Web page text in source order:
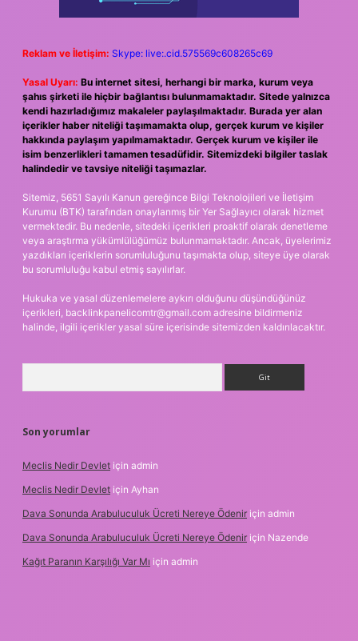
Reklam ve İletişim: Skype: live:.cid.575569c608265c69
Yasal Uyarı: Bu internet sitesi, herhangi bir marka, kurum veya
şahıs şirketi ile hiçbir bağlantısı bulunmamaktadır. Sitede yalnızca
kendi hazırladığımız makaleler paylaşılmaktadır. Burada yer alan
içerikler haber niteliği taşımamakta olup, gerçek kurum ve kişiler
hakkında paylaşım yapılmamaktadır. Gerçek kurum ve kişiler ile
isim benzerlikleri tamamen tesadüfidir. Sitemizdeki bilgiler taslak
halindedir ve tavsiye niteliği taşımazlar.
Sitemiz, 5651 Sayılı Kanun gereğince Bilgi Teknolojileri ve İletişim
Kurumu (BTK) tarafından onaylanmış bir Yer Sağlayıcı olarak hizmet
vermektedir. Bu nedenle, sitedeki içerikleri proaktif olarak denetleme
veya araştırma yükümlülüğümüz bulunmamaktadır. Ancak, üyelerimiz
yazdıkları içeriklerin sorumluluğunu taşımakta olup, siteye üye olarak
bu sorumluluğu kabul etmiş sayılırlar.
Hukuka ve yasal düzenlemelere aykırı olduğunu düşündüğünüz
içerikleri, backlinkpanelicomtr@gmail.com adresine bildirmeniz
halinde, ilgili içerikler yasal süre içerisinde sitemizden kaldırılacaktır.
Son yorumlar
Meclis Nedir Devlet için admin
Meclis Nedir Devlet için Ayhan
Dava Sonunda Arabuluculuk Ücreti Nereye Ödenir için admin
Dava Sonunda Arabuluculuk Ücreti Nereye Ödenir için Nazende
Kağıt Paranın Karşılığı Var Mı için admin